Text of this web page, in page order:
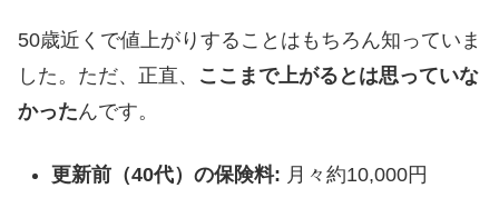
50歳近くで値上がりすることはもちろん知っていま
した。ただ、正直、 ここまで上がるとは思っていな
かったんです。
更新前（40代）の保険料: 月々約10,000円